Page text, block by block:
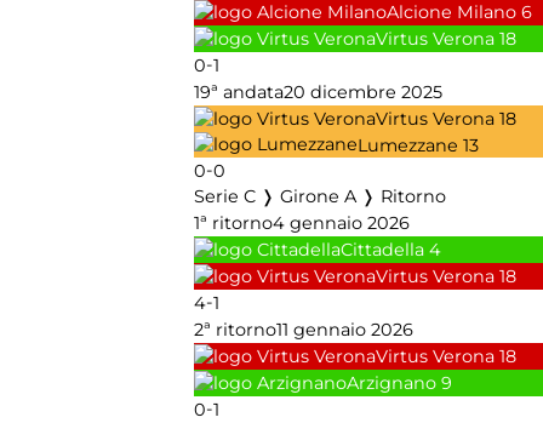
Alcione Milano 6
Virtus Verona 18
0-1
19ª andata20 dicembre 2025
Virtus Verona 18
Lumezzane 13
0-0
Serie C ❭ Girone A ❭ Ritorno
1ª ritorno4 gennaio 2026
Cittadella 4
Virtus Verona 18
4-1
2ª ritorno11 gennaio 2026
Virtus Verona 18
Arzignano 9
0-1